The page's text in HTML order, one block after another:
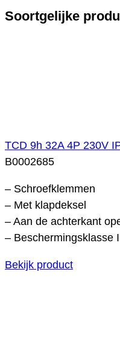
Soortgelijke
TCD 9h 32A 4P 230V
B0002685
– Schroefklemmen
– Met klapdeksel
– Aan de achterkant
– Beschermingsklasse
Bekijk product